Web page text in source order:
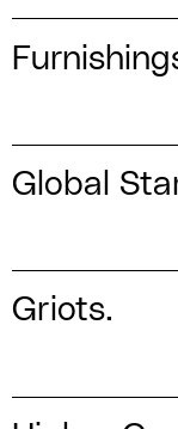
Global
Griots.